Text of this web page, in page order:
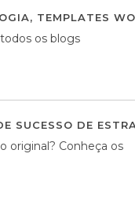
, TEMPLATES
os blogs
SUCESSO DE
original? Conheça os